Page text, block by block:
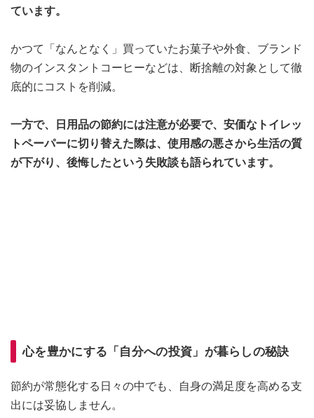
ています。
かつて「なんとなく」買っていたお菓子や外食、ブランド
物のインスタントコーヒーなどは、断捨離の対象として徹
底的にコストを削減。
一方で、日用品の節約には注意が必要で、安価なトイレッ
トペーパーに切り替えた際は、使用感の悪さから生活の質
が下がり、後悔したという失敗談も語られています。
心を豊かにする「自分への投資」が暮らしの秘訣
節約が常態化する日々の中でも、自身の満足度を高める支
出には妥協しません。